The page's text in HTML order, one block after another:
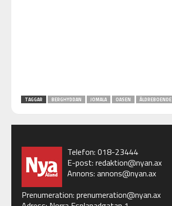
TAGGAR BERGHYDDAN JOMALA OASEN ÄLDREBOENDE
Telefon: 018-23444
E-post: redaktion@nyan.ax
Annons: annons@nyan.ax
Prenumeration: prenumeration@nyan.ax